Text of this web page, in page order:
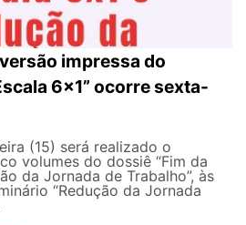
impressa do
6×1” ocorre sexta-
(15) será realizado o
volumes do dossiê “Fim da
da Jornada de Trabalho”, às
“Redução da Jornada